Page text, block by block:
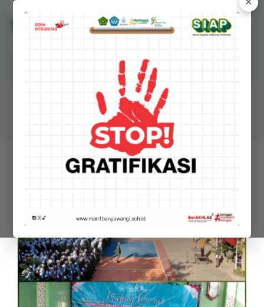
MANSAWANGI
Madrasah Aliyah Negeri 1 Banyuwangi
ARTIKEL